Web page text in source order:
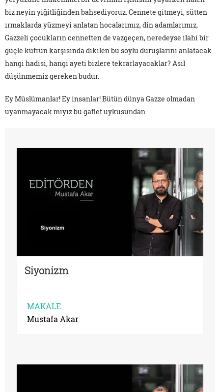
biz neyin yiğitliğinden bahsediyoruz. Cennete gitmeyi, sütten
ırmaklarda yüzmeyi anlatan hocalarımız, din adamlarımız,
Gazzeli çocukların cennetten de vazgeçen, neredeyse ilahi bir
güçle küfrün karşısında dikilen bu soylu duruşlarını anlatacak
hangi hadisi, hangi ayeti bizlere tekrarlayacaklar? Asıl
düşünmemiz gereken budur.
Ey Müslümanlar! Ey insanlar! Bütün dünya Gazze olmadan
uyanmayacak mıyız bu gaflet uykusundan.
Siyonizm
MAKALE
Mustafa Akar